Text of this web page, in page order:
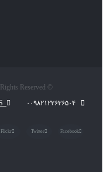
© Copyright Arman Vision | All Rights Reserved |
Facebook
Twitter
Flickr